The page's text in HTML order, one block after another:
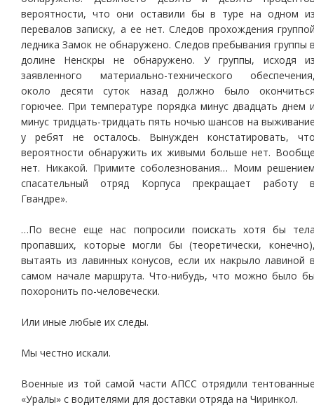
вероятности, что они оставили бы в туре на одном
перевалов записку, а ее нет. Следов прохождения
ледника Замок не обнаружено. Следов пребывания группы
долине Ненскры не обнаружено. У группы, исходя
заявленного материально-технического
около десяти суток назад должно было
горючее. При температуре порядка минус двадцать днем
минус тридцать-тридцать пять ночью шансов на
у ребят не осталось. Вынужден констатировать,
вероятности обнаружить их живыми больше нет.
нет. Никакой. Примите соболезнования… Моим
спасательный отряд Корпуса прекращает работу
Гвандре».
…По весне еще нас попросили поискать хотя бы
пропавших, которые могли бы (теоретически,
вытаять из лавинных конусов, если их накрыло лавиной
самом начале маршрута. Что-нибудь, что можно было
похоронить по-человечески.
Или иные любые их следы.
Мы честно искали.
Военные из той самой части АПСС отрядили
«Уралы» с водителями для доставки отряда на Чиринкол.